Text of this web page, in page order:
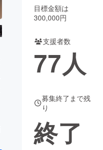
コミュニティ
目標金額は
300,000円
支援者数
77人
募集終了まで残
り
終了